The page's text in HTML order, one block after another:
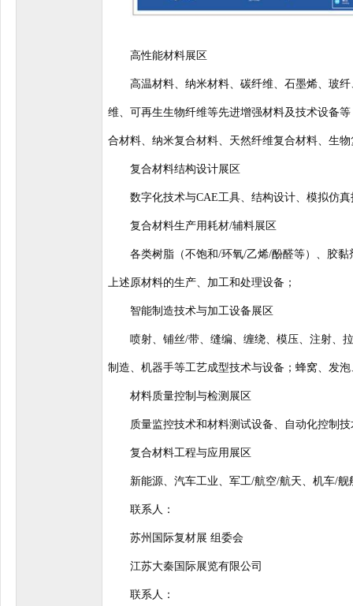
高性能材料展区
高温材料、纳米材料、碳纤维、石墨烯、玻纤
维、可再生生物纤维等先进增强材料及技术设备
合材料、纳米复合材料、天然纤维复合材料、生
复合材料结构设计展区
数字化技术与CAE工具、结构设计、模拟仿真
复合材料生产用耗材/辅料展区
各类树脂（不饱和/环氧/乙烯/酚醛等）、胶黏
上述原材料的生产、加工和处理设备；
智能制造技术与加工设备展区
喷射、铺丝/带、缝编、缠绕、模压、注射、拉
制造、机器手等工艺成型技术与设备；蜂窝、发
材料质量控制与检测展区
质量监控技术和材料测试设备、自动化控制技
复合材料工程与应用展区
新能源、汽车工业、军工/航空/航天、机车/舰
联系人：
苏州国际复材展 组委会
江苏大秦国际展览有限公司
联系人：